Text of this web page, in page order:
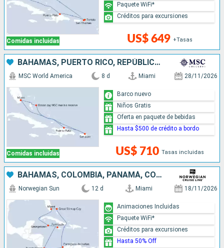
Comidas incluidas US$ 649 +Tasas
Paquete WiFi*
Créditos para excursiones
BAHAMAS, PUERTO RICO, REPÚBLICA DOMINICANA, ESTADOS UNIDOS
Comidas incluidas
MSC World America 8 d Miami 28/11/2026
US$ 710 Tasas incluidas
Barco nuevo
Niños Gratis
Oferta en paquete de bebidas
Hasta $500 de crédito a bordo
BAHAMAS, COLOMBIA, PANAMÁ, COSTA RICA, JAMAICA, ISLAS CAIMÁN, ESTADOS UNIDOS
Norwegian Sun 12 d Miami 18/11/2026
Animaciones Incluidas
Paquete WiFi*
Créditos para excursiones
Hasta 50% Off